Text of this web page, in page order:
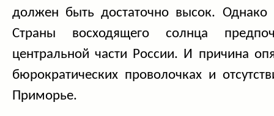
должен быть достаточно высок. Однако
Страны восходящего солнца
центральной части России. И причина
бюрократических проволочках и
Приморье.